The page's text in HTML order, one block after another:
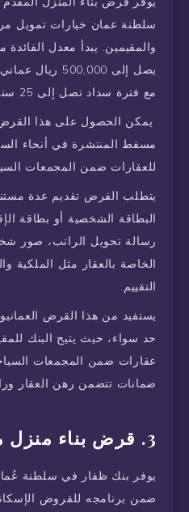
سلطنة عمان خيارات تمويل
يصل إلى
مع فترة سداد تصل إلى 25 سنة.
يمكن الحصول على هذا
مسقط المنتشرة في أنحاء
للعقارات ضمن المجمعات
يتطلب القرض تقديم عدة
البطاقة الشخصية أو بطاقة
رسالة تحويل الراتب، صور
الخاصة بالعقار مثل الملكية
التقييم.
يستفيد من هذا القرض
حد سواء، حيث يتيح البنك
عقارات ضمن المجمعات
ضمانات تتضمن رهن العقار
3. قرض بناء منزل من بنك ظفار
يوفر بنك ظفار في سلطنة
ضمن برنامجه للقروض